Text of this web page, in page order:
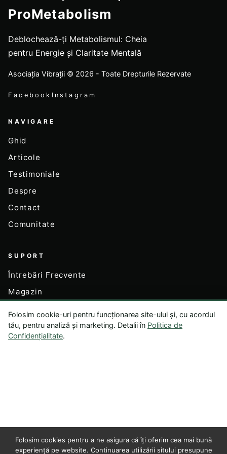
ProMetabolism
Deblochează-ți Metabolismul: Cheia
pentru Energie și Claritate Mentală
Asociația Vibrații © 2026 - Toate Drepturile Rezervate
Facebook Instagram
NAVIGARE
Ghid
Articole
Testimoniale
Despre
Contact
Comunitate
SUPORT
Întrebări Frecvente
Magazin
LEGAL
Dezabonare
Setări cookie-uri
Folosim cookie-uri pentru funcționarea site-ului și, cu acordul
tău, pentru analiză și marketing. Detalii în Politica de
Confidențialitate.
Folosim cookies pentru a ne asigura că îți oferim cea mai bună
experiență pe website. Continuarea utilizării sitului presupune